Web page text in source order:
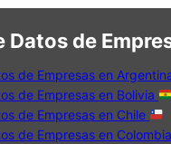
Datos de
de Empresas en
de Empresas en Bolivia
de Empresas en Chile
de Empresas en Colombia